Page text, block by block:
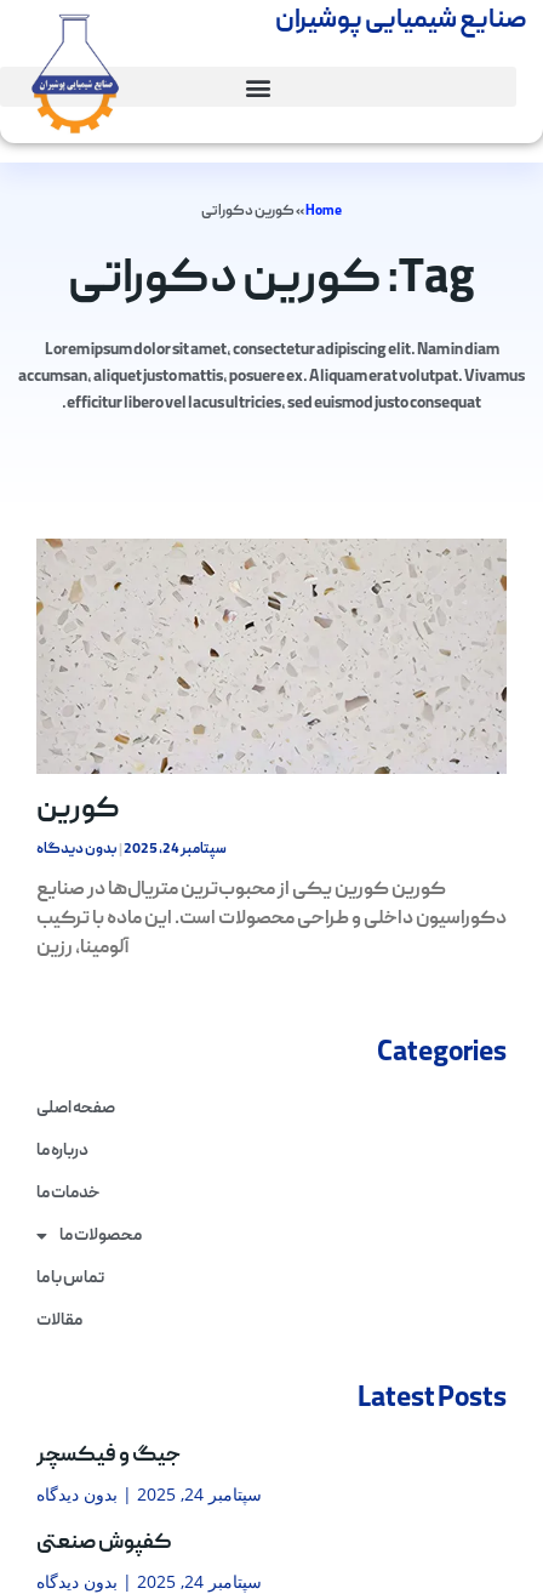
صنایع شیمیایی پوشیران
Home
»کورین دکوراتی
Tag: کورین دکوراتی
Lorem ipsum dolor sit amet, consectetur adipiscing elit. Nam in diam
accumsan, aliquet justo mattis, posuere ex. Aliquam erat volutpat. Vivamus
efficitur libero vel lacus ultricies, sed euismod justo consequat.
کورین
سپتامبر 24, 2025 بدون دیدگاه
کورین کورین یکی از محبوب‌ترین متریال‌ها در صنایع
دکوراسیون داخلی و طراحی محصولات است. این ماده با ترکیب
آلومینا، رزین
Categories
صفحه اصلی
درباره ما
خدمات ما
محصولات ما
تماس با ما
مقالات
Latest Posts
جیگ و فیکسچر
سپتامبر 24, 2025 بدون دیدگاه
کفپوش صنعتی
سپتامبر 24, 2025 بدون دیدگاه